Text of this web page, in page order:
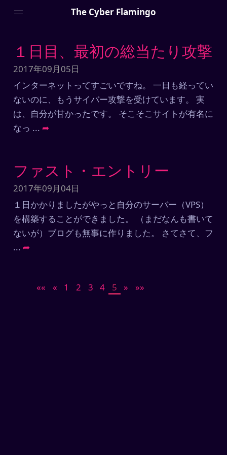
The Cyber Flamingo
Menu
詳しいプロフィール
Projects
HTTPSは必要ですか？
１日目、最初の総当たり攻撃
2017年09月05日
インターネットってすごいですね。 一日も経ってい
ないのに、もうサイバー攻撃を受けています。 実
は、自分が甘かったです。 そこそこサイトが有名に
なっ ... ➦
ファスト・エントリー
2017年09月04日
１日かかりましたがやっと自分のサーバー（VPS）
を構築することができました。 （まだなんも書いて
ないが）ブログも無事に作りました。 さてさて、フ
... ➦
«« « 1 2 3 4 5 » »»